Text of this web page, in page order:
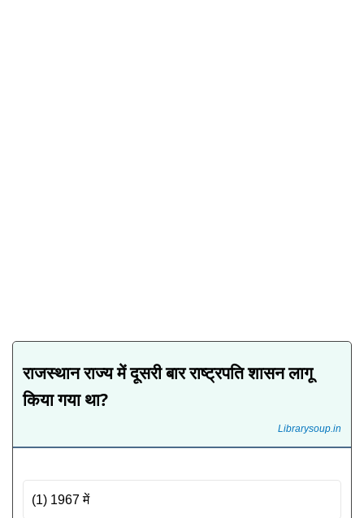
राजस्थान राज्य में दूसरी बार राष्ट्रपति शासन लागू
किया गया था?
Librarysoup.in
(1) 1967 में